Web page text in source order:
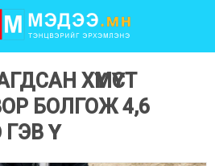
ХҮМҮҮСТ
БОЛГОЖ 4,6
ҮҮ